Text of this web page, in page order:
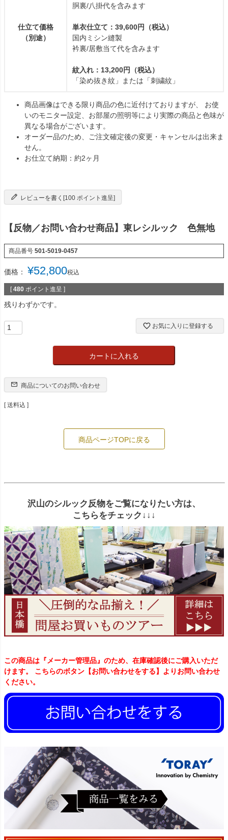
仕立て価格
（別途）
胴裏/八掛代を含みます
単衣仕立て：39,600円（税込）
国内ミシン縫製
衿裏/居敷当て代を含みます
紋入れ：13,200円（税込）
「染め抜き紋」または「刺繍紋」
商品画像はできる限り商品の色に近付けておりますが、 お使
いのモニター設定、お部屋の照明等により実際の商品と色味が
異なる場合がございます。
オーダー品のため、ご注文確定後の変更・キャンセルは出来ま
せん。
お仕立て納期：約2ヶ月
レビューを書く[100 ポイント進呈]
【反物／お問い合わせ商品】東レシルック 色無地
商品番号 501-5019-0457
価格： ¥52,800税込
[ 480 ポイント進呈 ]
残りわずかです。
お気に入りに登録する
カートに入れる
商品についてのお問い合わせ
送料込
商品ページTOPに戻る
沢山のシルック反物をご覧になりたい方は、
こちらをチェック↓↓↓
この商品は『メーカー管理品』のため、在庫確認後にご購入いただ
けます。 こちらのボタン【お問い合わせをする】よりお問い合わせ
ください。